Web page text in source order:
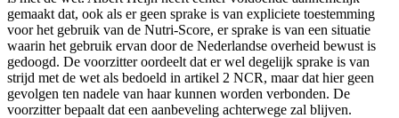
gemaakt dat, ook als er geen sprake is van expliciete toestemming
voor het gebruik van de Nutri-Score, er sprake is van een situatie
waarin het gebruik ervan door de Nederlandse overheid bewust is
gedoogd. De voorzitter oordeelt dat er wel degelijk sprake is van
strijd met de wet als bedoeld in artikel 2 NCR, maar dat hier geen
gevolgen ten nadele van haar kunnen worden verbonden. De
voorzitter bepaalt dat een aanbeveling achterwege zal blijven.